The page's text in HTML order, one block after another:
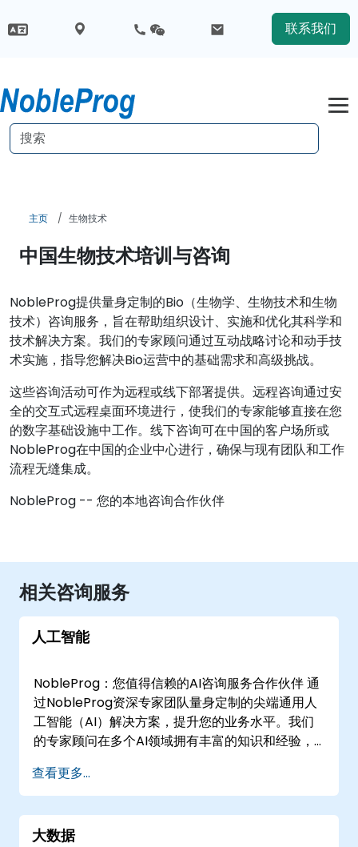
联系我们
主页 生物技术
中国生物技术培训与咨询
NobleProg提供量身定制的Bio（生物学、生物技术和生物
技术）咨询服务，旨在帮助组织设计、实施和优化其科学和
技术解决方案。我们的专家顾问通过互动战略讨论和动手技
术实施，指导您解决Bio运营中的基础需求和高级挑战。
这些咨询活动可作为远程或线下部署提供。远程咨询通过安
全的交互式远程桌面环境进行，使我们的专家能够直接在您
的数字基础设施中工作。线下咨询可在中国的客户场所或
NobleProg在中国的企业中心进行，确保与现有团队和工作
流程无缝集成。
NobleProg -- 您的本地咨询合作伙伴
相关咨询服务
人工智能
NobleProg：您值得信赖的AI咨询服务合作伙伴 通
过NobleProg资深专家团队量身定制的尖端通用人
工智能（AI）解决方案，提升您的业务水平。我们
的专家顾问在多个AI领域拥有丰富的知识和经验，
AI咨询服务专长： 机器学习（ML）： 利用我们的
机器学习资深专家的力量，进行数据驱动的决策，
创建预测模型并发现宝贵见解。 自然语言处理
（NLP）： 通过我们的NLP专家，增强您应用的沟
查看更多...
大数据